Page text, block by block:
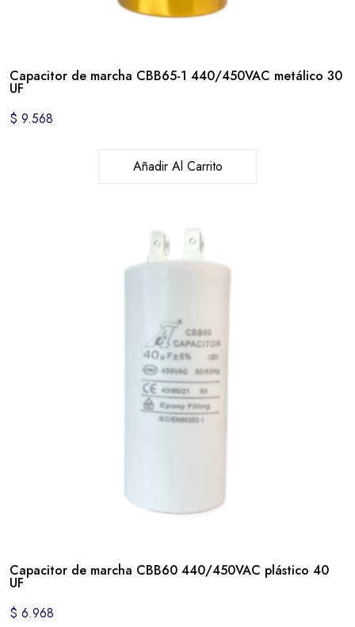
Capacitor de marcha CBB65-1 440/450VAC metálico 30
UF
$ 9.568
Añadir Al Carrito
Capacitor de marcha CBB60 440/450VAC plástico 40
UF
$ 6.968